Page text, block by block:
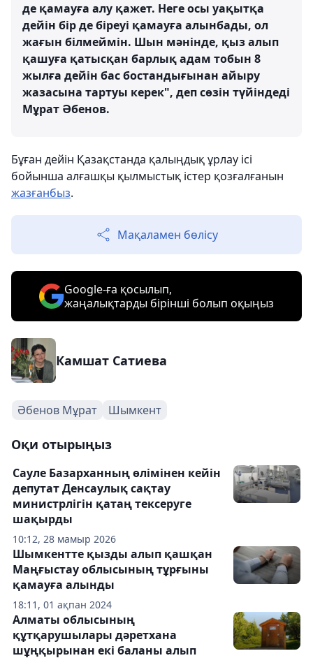
де қамауға алу қажет. Неге осы уақытқа
дейін бір де біреуі қамауға алынбады, ол
жағын білмеймін. Шын мәнінде, қыз алып
қашуға қатысқан барлық адам тобын 8
жылға дейін бас бостандығынан айыру
жазасына тартуы керек", деп сөзін түйіндеді
Мұрат Әбенов.
Бұған дейін Қазақстанда қалыңдық ұрлау ісі
бойынша алғашқы қылмыстық істер қозғалғанын
жазғанбыз.
Мақаламен бөлісу
Google-ға қосылып,
жаңалықтарды бірінші болып оқыңыз
Камшат Сатиева
Әбенов Мұрат Шымкент
Оқи отырыңыз
10:12, 28 мамыр 2026
Сауле Базарханның өлімінен кейін
депутат Денсаулық сақтау
министрлігін қатаң тексеруге
шақырды
18:11, 01 ақпан 2024
Шымкентте қызды алып қашқан
Маңғыстау облысының тұрғыны
қамауға алынды
Алматы облысының
құтқарушылары дәретхана
шұңқырынан екі баланы алып